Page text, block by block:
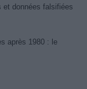
et données falsifiées
après 1980 : le